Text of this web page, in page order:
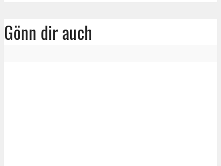
Gönn dir auch